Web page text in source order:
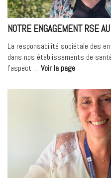
NOTRE ENGAGEMENT RSE
La responsabilité sociétale des
dans nos établissements de
l’aspect … Voir la page« Notre
RSE
au
Pôle
Lyon
Ramsay
Santé »